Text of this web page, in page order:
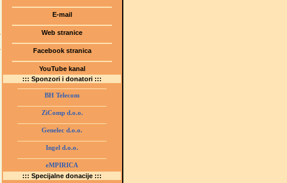
E-mail
Web stranice
www.gmstziam.com.ba
Facebook stranica
YouTube kanal
GMS Tuzla
::: Sponzori i donatori :::
BH Telecom
ZiComp d.o.o.
Genelec d.o.o.
Ingel d.o.o.
eMPIRICA
::: Specijalne donacije :::